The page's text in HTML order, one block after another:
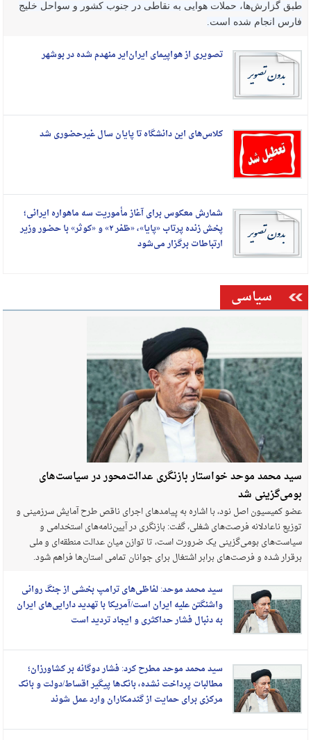
طبق گزارش‌ها، حملات هوایی به نقاطی در جنوب کشور و سواحل خلیج
فارس انجام شده است.
تصویری از هواپیمای ایران‌ایر منهدم شده در بوشهر
کلاس‌های این دانشگاه تا پایان سال غیرحضوری شد
شمارش معکوس برای آغاز مأموریت سه ماهواره ایرانی؛
پخش زنده پرتاب «پایا»، «ظفر ۲» و «کوثر» با حضور وزیر
ارتباطات برگزار می‌شود
سیاسی
سید محمد موحد خواستار بازنگری عدالت‌محور در سیاست‌های
بومی‌گزینی شد
عضو کمیسیون اصل نود، با اشاره به پیامدهای اجرای ناقص طرح آمایش سرزمینی و
توزیع ناعادلانه فرصت‌های شغلی، گفت: بازنگری در آیین‌نامه‌های استخدامی و
سیاست‌های بومی‌گزینی یک ضرورت است، تا توازن میان عدالت منطقه‌ای و ملی
برقرار شده و فرصت‌های برابر اشتغال برای جوانان تمامی استان‌ها فراهم شود.
سید محمد موحد: لفاظی‌های ترامپ بخشی از جنگ روانی
واشنگتن علیه ایران است/آمریکا با تهدید دارایی‌های ایران
به دنبال فشار حداکثری و ایجاد تردید است
سید محمد موحد مطرح کرد: فشار دوگانه بر کشاورزان؛
مطالبات پرداخت نشده، بانک‌ها پیگیر اقساط/دولت و بانک
مرکزی برای حمایت از گندمکاران وارد عمل شوند